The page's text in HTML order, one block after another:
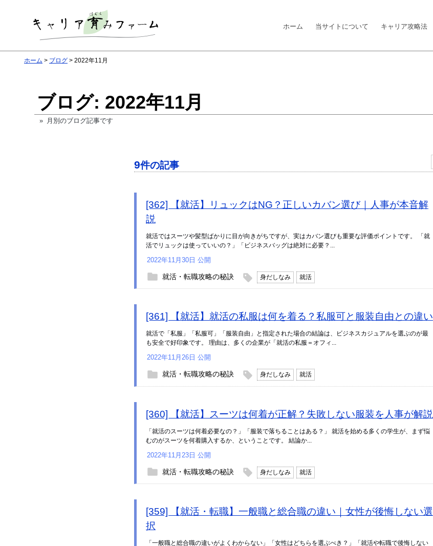
ホーム 当サイトについて キャリア攻略法
ホーム ブログ 2022年11月
ブログ: 2022年11月
» 月別のブログ記事です
9件の記事
[362] 【就活】リュックはNG？正しいカバン選び｜人事が本音解
説
就活ではスーツや髪型ばかりに目が向きがちですが、実はカバン選びも重要な評価ポイントです。 「就
活でリュックは使っていいの？」「ビジネスバッグは絶対に必要？...
2022年11月30日 公開
就活・転職攻略の秘訣 身だしなみ 就活
[361] 【就活】就活の私服は何を着る？私服可と服装自由との違い
就活で「私服」「私服可」「服装自由」と指定された場合の結論は、ビジネスカジュアルを選ぶのが最
も安全で好印象です。 理由は、多くの企業が「就活の私服＝オフィ...
2022年11月26日 公開
就活・転職攻略の秘訣 身だしなみ 就活
[360] 【就活】スーツは何着が正解？失敗しない服装を人事が解説
「就活のスーツは何着必要なの？」「服装で落ちることはある？」 就活を始める多くの学生が、まず悩
むのがスーツを何着購入するか、ということです。 結論か...
2022年11月23日 公開
就活・転職攻略の秘訣 身だしなみ 就活
[359] 【就活・転職】一般職と総合職の違い｜女性が後悔しない選
択
「一般職と総合職の違いがよくわからない」「女性はどちらを選ぶべき？」「就活や転職で後悔しない